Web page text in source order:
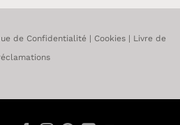
de Confidentialité Cookies
Livre de